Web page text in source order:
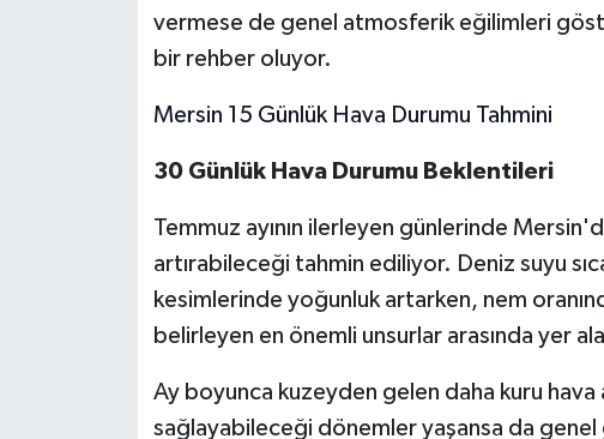
vermese de genel atmosferik eğilimleri
bir rehber oluyor.
Mersin 15 Günlük Hava Durumu Tahmini
30 Günlük Hava Durumu Beklentileri
Temmuz ayının ilerleyen günlerinde
artırabileceği tahmin ediliyor. Deniz suyu
kesimlerinde yoğunluk artarken, nem
belirleyen en önemli unsurlar arasında yer
Ay boyunca kuzeyden gelen daha kuru hava
sağlayabileceği dönemler yaşansa da